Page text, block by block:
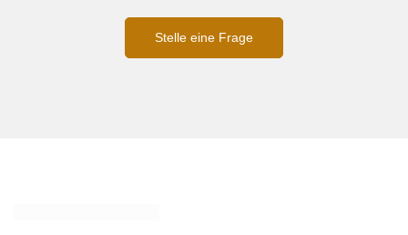
Stelle eine Frage